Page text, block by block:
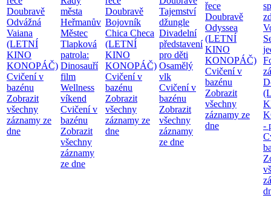
Doubravě
Odvážná
Vaiana
(LETNÍ
KINO
KONOPÁČ)
Cvičení v
bazénu
Zobrazit
všechny
záznamy ze
dne
města
Heřmanův
Městec
Tlapková
patrola:
Dinosauří
film
Wellness
víkend
Cvičení v
bazénu
Zobrazit
všechny
záznamy
ze dne
Doubravě
Bojovník
Chica Checa
(LETNÍ
KINO
KONOPÁČ)
Cvičení v
bazénu
Zobrazit
všechny
záznamy ze
dne
Tajemství
džungle
Divadelní
představení
pro děti
Osamělý
vlk
Cvičení v
bazénu
Zobrazit
všechny
záznamy
ze dne
řece
Doubravě
Odyssea
(LETNÍ
KINO
KONOPÁČ)
Cvičení v
bazénu
Zobrazit
všechny
záznamy ze
dne
-